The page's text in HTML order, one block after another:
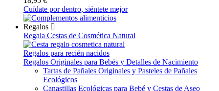
Cuídate por dentro, siéntete mejor
Regalos
Regala Cestas de Cosmética Natural
Regalos para recién nacidos
Regalos Originales para Bebés y Detalles de Nacimiento
Tartas de Pañales Originales y Pasteles de Pañales
Ecológicos
Canastillas Ecológicas para Bebé y Cestas de Aseo